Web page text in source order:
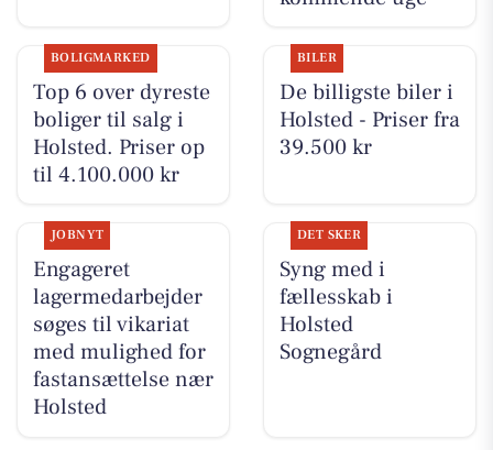
BOLIGMARKED
Top 6 over dyreste
boliger til salg i
Holsted. Priser op
til 4.100.000 kr
BILER
De billigste biler i
Holsted - Priser fra
39.500 kr
JOBNYT
Engageret
lagermedarbejder
søges til vikariat
med mulighed for
fastansættelse nær
Holsted
DET SKER
Syng med i
fællesskab i
Holsted
Sognegård